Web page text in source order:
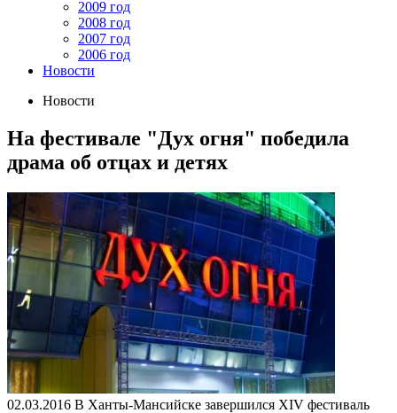
2009 год
2008 год
2007 год
2006 год
Новости
Новости
На фестивале "Дух огня" победила
драма об отцах и детях
02.03.2016 В Ханты-Мансийске завершился XIV фестиваль